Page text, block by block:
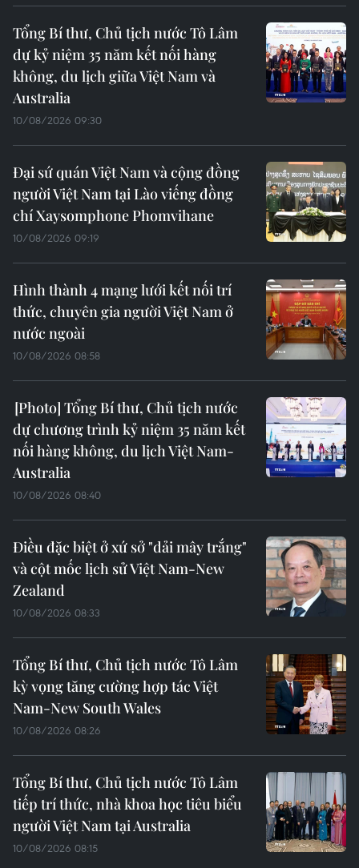
Tổng Bí thư, Chủ tịch nước Tô Lâm
dự kỷ niệm 35 năm kết nối hàng
không, du lịch giữa Việt Nam và
Australia
10/08/2026 09:30
Đại sứ quán Việt Nam và cộng đồng
người Việt Nam tại Lào viếng đồng
chí Xaysomphone Phomvihane
10/08/2026 09:19
Hình thành 4 mạng lưới kết nối trí
thức, chuyên gia người Việt Nam ở
nước ngoài
10/08/2026 08:58
Tổng Bí thư, Chủ tịch nước
dự chương trình kỷ niệm 35 năm kết
nối hàng không, du lịch Việt Nam-
Australia
10/08/2026 08:40
Điều đặc biệt ở xứ sở "dải mây trắng"
và cột mốc lịch sử Việt Nam-New
Zealand
10/08/2026 08:33
Tổng Bí thư, Chủ tịch nước Tô Lâm
kỳ vọng tăng cường hợp tác Việt
Nam-New South Wales
10/08/2026 08:26
Tổng Bí thư, Chủ tịch nước Tô Lâm
tiếp trí thức, nhà khoa học tiêu biểu
người Việt Nam tại Australia
10/08/2026 08:15